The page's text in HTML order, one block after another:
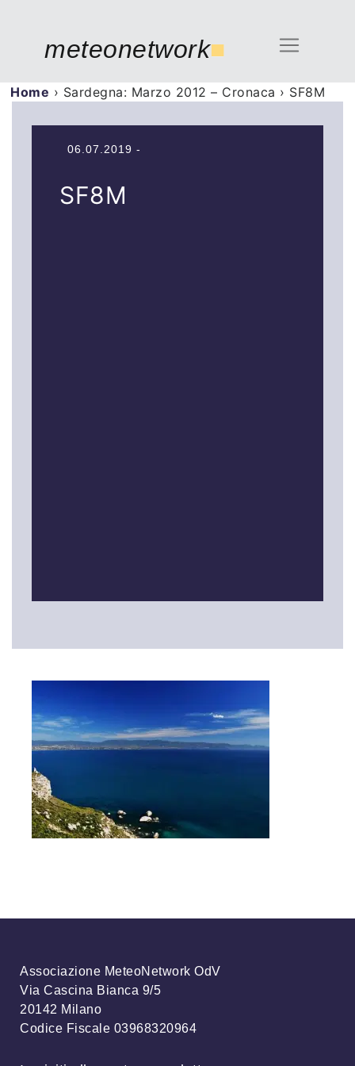
meteonetwork■
Home › Sardegna: Marzo 2012 – Cronaca › SF8M
06.07.2019 -
SF8M
Associazione MeteoNetwork OdV
Via Cascina Bianca 9/5
20142 Milano
Codice Fiscale 03968320964